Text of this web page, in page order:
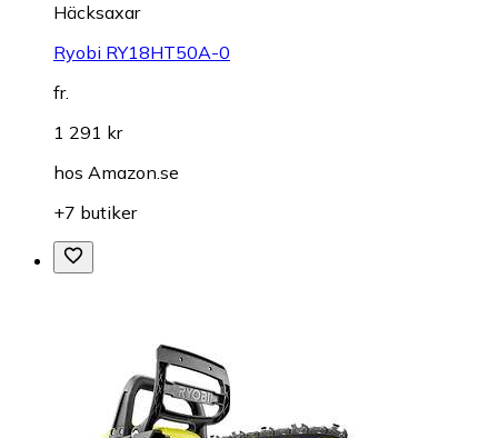
Häcksaxar
Ryobi RY18HT50A-0
fr.
1 291 kr
hos Amazon.se
+7 butiker